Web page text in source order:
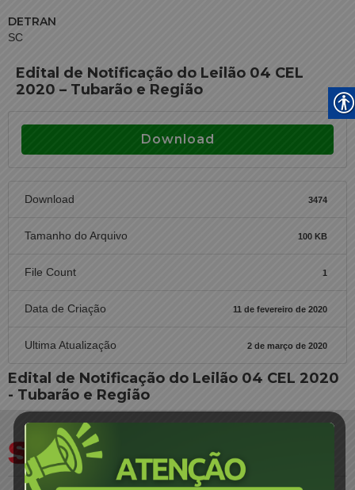
DETRAN
SC
Edital de Notificação do Leilão 04 CEL
2020 – Tubarão e Região
Download
Download 3474
Tamanho do Arquivo 100 KB
File Count 1
Data de Criação 11 de fevereiro de 2020
Ultima Atualização 2 de março de 2020
Edital de Notificação do Leilão 04 CEL 2020
- Tubarão e Região